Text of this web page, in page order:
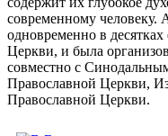
современному человеку.
одновременно в
Церкви, и была
совместно с
Православной Церкви,
Православной Церкви.